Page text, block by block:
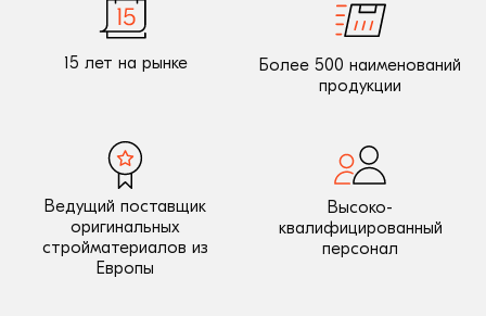
15 лет на рынке
Более 500 наименований
продукции
Ведущий поставщик
оригинальных
стройматериалов из
Европы
Высоко-
квалифицированный
персонал